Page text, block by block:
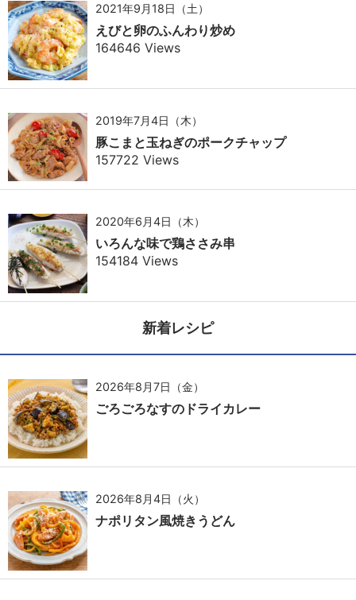
2021年9月18日（土）
えびと卵のふんわり炒め
164646 Views
2019年7月4日（木）
豚こまと玉ねぎのポークチャップ
157722 Views
2020年6月4日（木）
いろんな味で鶏ささみ串
154184 Views
新着レシピ
2026年8月7日（金）
ごろごろなすのドライカレー
2026年8月4日（火）
ナポリタン風焼きうどん